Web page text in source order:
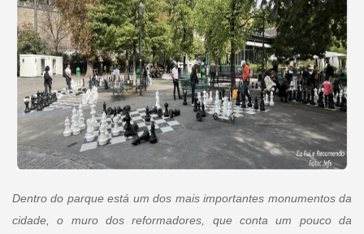
Dentro do parque está um dos mais importantes monumentos da
cidade, o muro dos reformadores, que conta um pouco da